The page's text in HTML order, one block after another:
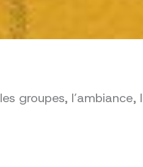
groupes, l’ambiance,